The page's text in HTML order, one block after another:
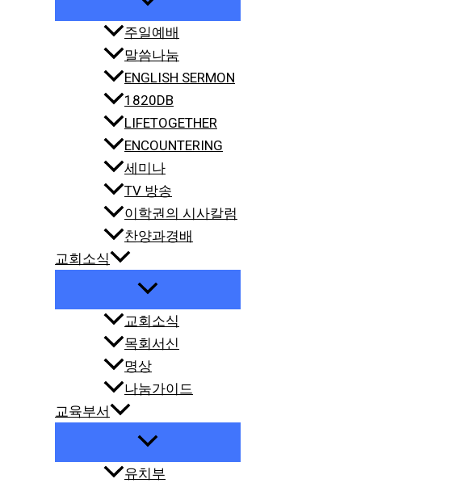
주일예배
말씀나눔
ENGLISH SERMON
1820DB
LIFETOGETHER
ENCOUNTERING
세미나
TV 방송
이학권의 시사칼럼
찬양과경배
교회소식
교회소식
목회서신
명상
나눔가이드
교육부서
유치부